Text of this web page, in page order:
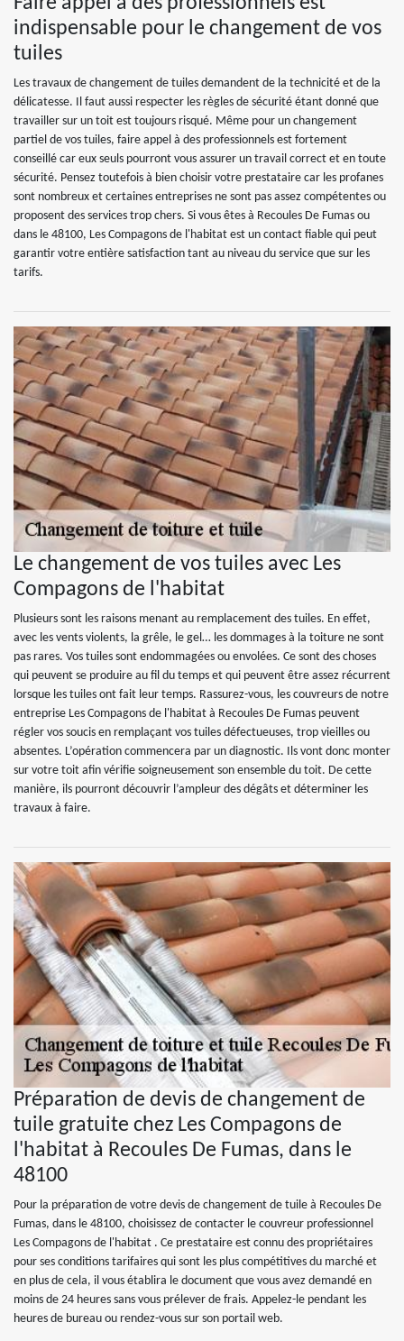
indispensable pour le changement de vos
tuiles
Les travaux de changement de tuiles demandent de la technicité et de la
délicatesse. Il faut aussi respecter les règles de sécurité étant donné que
travailler sur un toit est toujours risqué. Même pour un changement
partiel de vos tuiles, faire appel à des professionnels est fortement
conseillé car eux seuls pourront vous assurer un travail correct et en toute
sécurité. Pensez toutefois à bien choisir votre prestataire car les profanes
sont nombreux et certaines entreprises ne sont pas assez compétentes ou
proposent des services trop chers. Si vous êtes à Recoules De Fumas ou
dans le 48100, Les Compagons de l'habitat est un contact fiable qui peut
garantir votre entière satisfaction tant au niveau du service que sur les
tarifs.
Le changement de vos tuiles avec Les
Compagons de l'habitat
Plusieurs sont les raisons menant au remplacement des tuiles. En effet,
avec les vents violents, la grêle, le gel… les dommages à la toiture ne sont
pas rares. Vos tuiles sont endommagées ou envolées. Ce sont des choses
qui peuvent se produire au fil du temps et qui peuvent être assez récurrent
lorsque les tuiles ont fait leur temps. Rassurez-vous, les couvreurs de notre
entreprise Les Compagons de l'habitat à Recoules De Fumas peuvent
régler vos soucis en remplaçant vos tuiles défectueuses, trop vieilles ou
absentes. L’opération commencera par un diagnostic. Ils vont donc monter
sur votre toit afin vérifie soigneusement son ensemble du toit. De cette
manière, ils pourront découvrir l’ampleur des dégâts et déterminer les
travaux à faire.
Préparation de devis de changement de
tuile gratuite chez Les Compagons de
l'habitat à Recoules De Fumas, dans le
48100
Pour la préparation de votre devis de changement de tuile à Recoules De
Fumas, dans le 48100, choisissez de contacter le couvreur professionnel
Les Compagons de l'habitat . Ce prestataire est connu des propriétaires
pour ses conditions tarifaires qui sont les plus compétitives du marché et
en plus de cela, il vous établira le document que vous avez demandé en
moins de 24 heures sans vous prélever de frais. Appelez-le pendant les
heures de bureau ou rendez-vous sur son portail web.